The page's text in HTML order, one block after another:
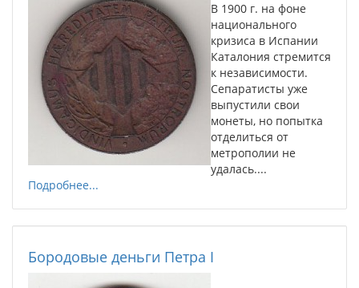
В 1900 г. на фоне
национального
кризиса в Испании
Каталония стремится
к независимости.
Сепаратисты уже
выпустили свои
монеты, но попытка
отделиться от
метрополии не
удалась....
Подробнее...
Бородовые деньги Петра I